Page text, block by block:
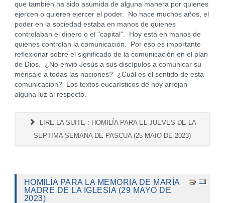
que también ha sido asumida de alguna manera por quienes
ejercen o quieren ejercer el poder. No hace muchos años, el
poder en la sociedad estaba en manos de quienes
controlaban el dinero o el "capital". Hoy está en manos de
quienes controlan la comunicación. Por eso es importante
reflexionar sobre el significado de la comunicación en el plan
de Dios. ¿No envió Jesús a sus discípulos a comunicar su
mensaje a todas las naciones? ¿Cuál es el sentido de esta
comunicación? Los textos eucarísticos de hoy arrojan
alguna luz al respecto.
LIRE LA SUITE : HOMILÍA PARA EL JUEVES DE LA
SEPTIMA SEMANA DE PASCUA (25 MAIO DE 2023)
HOMILÍA PARA LA MEMORIA DE MARÍA
MADRE DE LA IGLESIA (29 MAYO DE
2023)